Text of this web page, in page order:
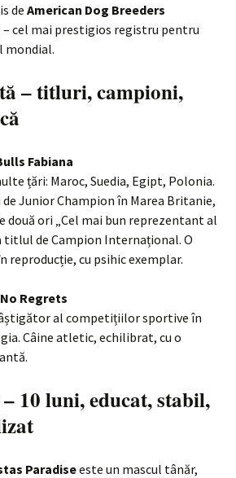
de American Dog Breeders
– cel mai prestigios registru pentru
mondial.
– titluri, campioni,
Fabiana
țări: Maroc, Suedia, Egipt, Polonia.
Junior Champion în Marea Britanie,
două ori „Cel mai bun reprezentant al
titlul de Campion Internațional. O
reproducție, cu psihic exemplar.
Regrets
al competițiilor sportive în
Câine atletic, echilibrat, cu o
10 luni, educat, stabil,
Paradiseeste un mascul tânăr,